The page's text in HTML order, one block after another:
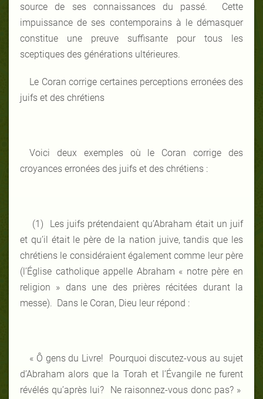
source de ses connaissances du passé. Cette
impuissance de ses contemporains à le démasquer
constitue une preuve suffisante pour tous les
sceptiques des générations ultérieures.
Le Coran corrige certaines perceptions erronées des
juifs et des chrétiens
Voici deux exemples où le Coran corrige des
croyances erronées des juifs et des chrétiens :
(1) Les juifs prétendaient qu’Abraham était un juif
et qu’il était le père de la nation juive, tandis que les
chrétiens le considéraient également comme leur père
(l’Église catholique appelle Abraham « notre père en
religion » dans une des prières récitées durant la
messe). Dans le Coran, Dieu leur répond :
« Ô gens du Livre! Pourquoi discutez-vous au sujet
d’Abraham alors que la Torah et l’Évangile ne furent
révélés qu’après lui? Ne raisonnez-vous donc pas? »